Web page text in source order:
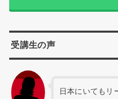
受講生の声
日本にいてもリ